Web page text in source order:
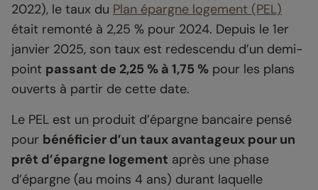
2022), le taux du Plan épargne logement (PEL)
était remonté à 2,25 % pour 2024. Depuis le 1er
janvier 2025, son taux est redescendu d’un demi-
point passant de 2,25 % à 1,75 % pour les plans
ouverts à partir de cette date.
Le PEL est un produit d’épargne bancaire pensé
pour bénéficier d’un taux avantageux pour un
prêt d’épargne logement après une phase
d’épargne (au moins 4 ans) durant laquelle